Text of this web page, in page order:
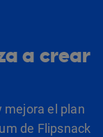
a crear
mejora el plan
de Flipsnack